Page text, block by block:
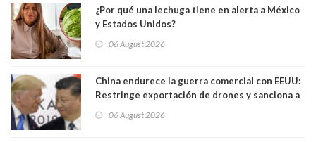
¿Por qué una lechuga tiene en alerta a México
y Estados Unidos?
06 August 2026
China endurece la guerra comercial con EEUU:
Restringe exportación de drones y sanciona a
06 August 2026